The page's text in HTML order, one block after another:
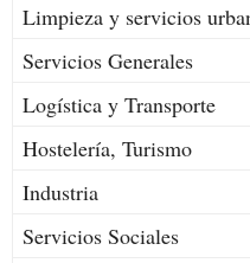
Limpieza y servicios
Servicios Generales
Logística y Transporte
Hostelería, Turismo
Industria
Servicios Sociales